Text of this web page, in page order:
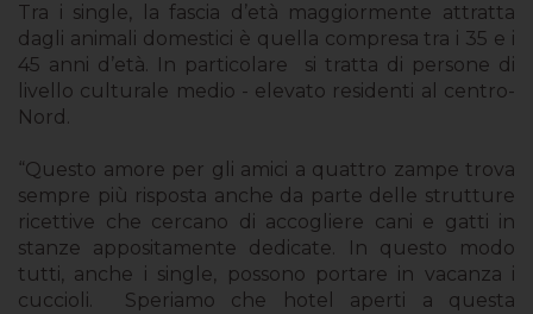
Tra i single, la fascia d’età maggiormente attratta
dagli animali domestici è quella compresa tra i 35 e i
45 anni d’età. In particolare si tratta di persone di
livello culturale medio - elevato residenti al centro-
Nord.
“Questo amore per gli amici a quattro zampe trova
sempre più risposta anche da parte delle strutture
ricettive che cercano di accogliere cani e gatti in
stanze appositamente dedicate. In questo modo
tutti, anche i single, possono portare in vacanza i
cuccioli. Speriamo che hotel aperti a questa